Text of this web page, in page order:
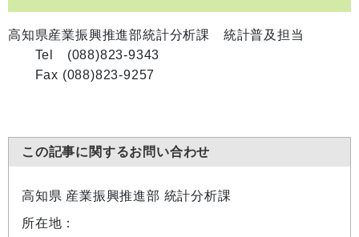
高知県産業振興推進部統計分析課 統計普及担当
Tel (088)823-9343
Fax (088)823-9257
この記事に関するお問い合わせ
高知県 産業振興推進部 統計分析課
所在地：